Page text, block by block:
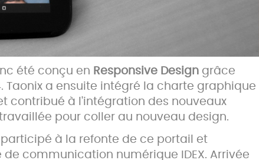
été conçu en Responsive Design grâce
Taonix a ensuite intégré la charte graphique
contribué à l'intégration des nouveaux
pour coller au nouveau design.
à la refonte de ce portail et
communication numérique IDEX. Arrivée